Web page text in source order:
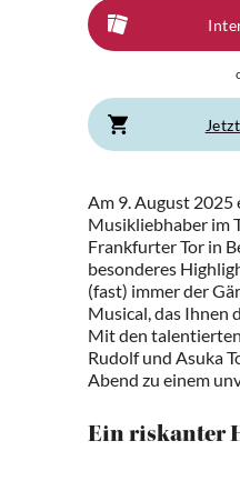
Am 9. August
Musikliebhaber im
Frankfurter Tor in
besonderes
(fast) immer der
Musical, das Ihnen
Mit den
Rudolf und Asuka
Abend zu einem
Ein riskanter